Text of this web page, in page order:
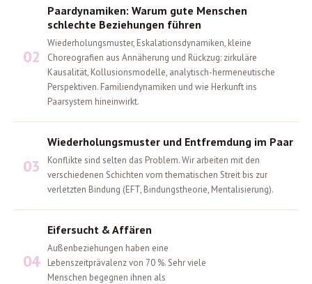
02
Paardynamiken: Warum gute Menschen
schlechte Beziehungen führen
Wiederholungsmuster, Eskalationsdynamiken, kleine
Choreografien aus Annäherung und Rückzug: zirkuläre
Kausalität, Kollusionsmodelle, analytisch-hermeneutische
Perspektiven. Familiendynamiken und wie Herkunft ins
Paarsystem hineinwirkt.
03
Wiederholungsmuster und Entfremdung im Paar
Konflikte sind selten das Problem. Wir arbeiten mit den
verschiedenen Schichten vom thematischen Streit bis zur
verletzten Bindung (EFT, Bindungstheorie, Mentalisierung).
04
Eifersucht & Affären
Außenbeziehungen haben eine
Lebenszeitprävalenz von 70 %. Sehr viele
Menschen begegnen ihnen als